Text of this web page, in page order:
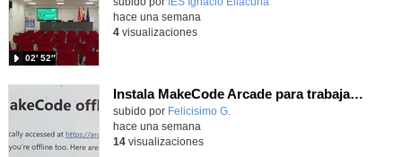
02′ 52″
hace una semana
4visualizaciones
Instala MakeCode Arcade para trabajar offline en tu tablet, ordenador, Chromebook
Contenido educativo.
subido por Felicisimo G.
hace una semana
14visualizaciones